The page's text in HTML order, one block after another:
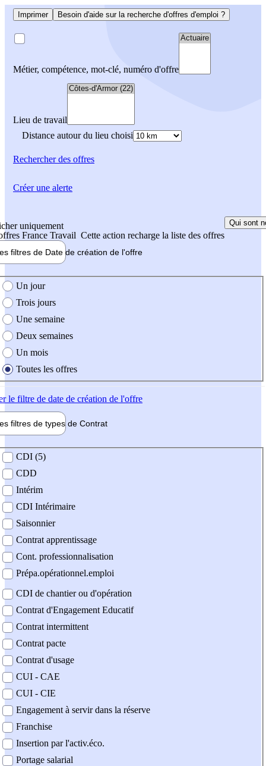
Imprimer Besoin d'aide sur la recherche d'offres d'emploi ?
Métier, compétence, mot-clé, numéro d'offre
Lieu de travail
Distance autour du lieu choisi
Rechercherdes offres
uniquement
France Travail Cette action recharge la liste des offres
Qui sont
filtres de Date de création de l'offre
création de l'offre
Un jour
Trois jours
Une semaine
Deux semaines
Un mois
Toutes les offres
le filtre de date de création de l'offre
filtres de types de Contrat
contrat
CDI (5)
CDD
Intérim
CDI Intérimaire
Saisonnier
Contrat apprentissage
Cont. professionnalisation
Prépa.opérationnel.emploi
CDI de chantier ou d'opération
Contrat d'Engagement Educatif
Contrat intermittent
Contrat pacte
Contrat d'usage
CUI - CAE
CUI - CIE
Engagement à servir dans la réserve
Franchise
Insertion par l'activ.éco.
Portage salarial
Créer une alerte